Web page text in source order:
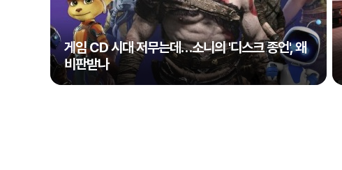
게임 CD 시대 저무는데…소니의 '디스크 종언', 왜
비판받나